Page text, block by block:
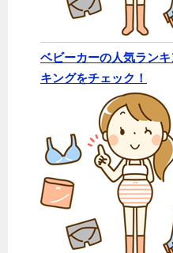
ベビーカーの人気ラン
キングをチェック！